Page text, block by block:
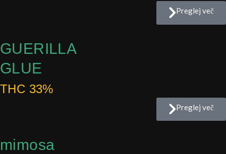
Preglej več
GUERILLA
GLUE
THC 33%
Preglej več
mimosa